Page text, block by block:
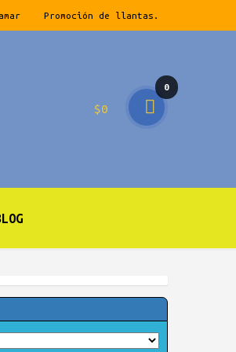
Promoción de llantas.
$0
0
prod